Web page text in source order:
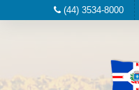
(44) 3534-8000